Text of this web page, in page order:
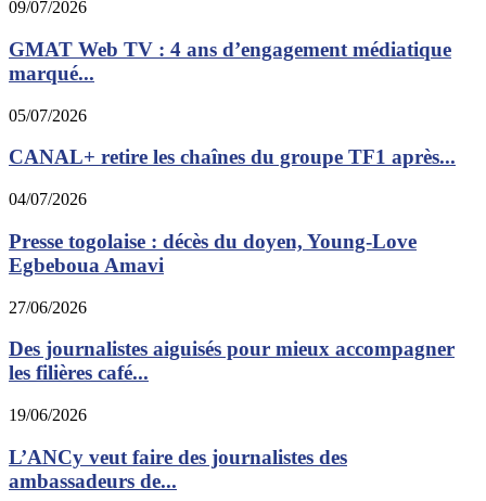
09/07/2026
GMAT Web TV : 4 ans d’engagement médiatique
marqué...
05/07/2026
CANAL+ retire les chaînes du groupe TF1 après...
04/07/2026
Presse togolaise : décès du doyen, Young-Love
Egbeboua Amavi
27/06/2026
Des journalistes aiguisés pour mieux accompagner
les filières café...
19/06/2026
L’ANCy veut faire des journalistes des
ambassadeurs de...